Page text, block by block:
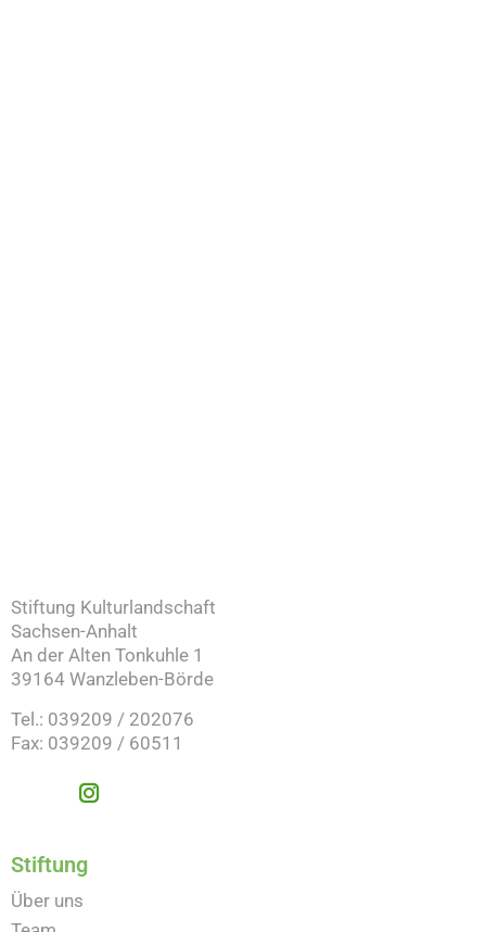
Stiftung Kulturlandschaft
Sachsen-Anhalt
An der Alten Tonkuhle 1
39164 Wanzleben-Börde
Tel.: 039209 / 202076
Fax: 039209 / 60511
Stiftung
Über uns